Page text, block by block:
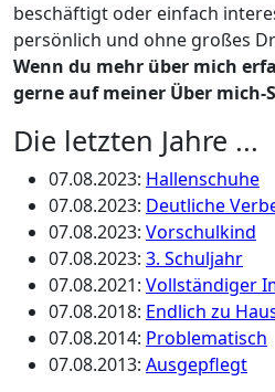
beschäftigt oder einfach
persönlich und ohne großes
Wenn du mehr über mich
gerne auf meiner Über mich-
Die letzten Jahre ...
07.08.2023: Hallenschuhe
07.08.2023: Deutliche
07.08.2023: Vorschulkind
07.08.2023: 3. Schuljahr
07.08.2021: Vollständiger
07.08.2018: Endlich zu
07.08.2014: Problematisch
07.08.2013: Ausgepflegt